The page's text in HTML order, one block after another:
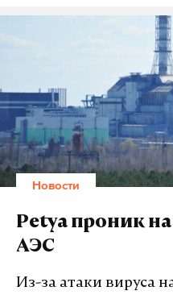
Новости
Petya проник
АЭС
Из-за атаки вируса